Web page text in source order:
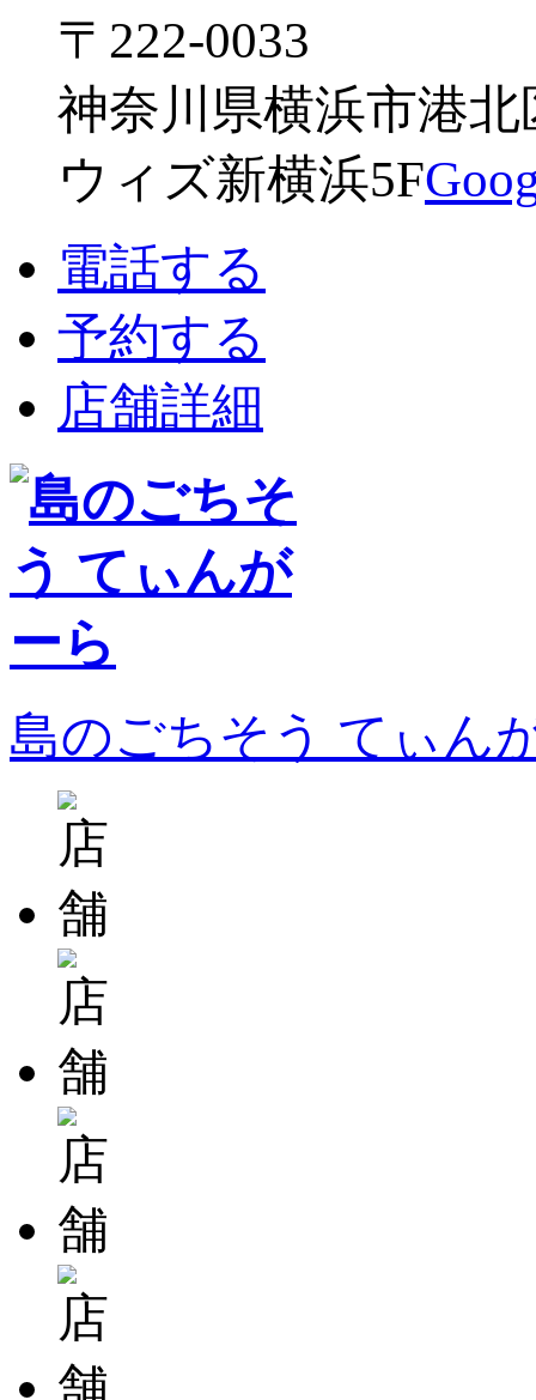
〒222-0033
神奈川県横浜市港北
ウィズ新横浜5F
電話する
予約する
店舗詳細
島のごちそう てぃん